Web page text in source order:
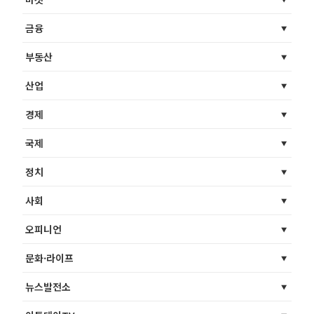
금융
부동산
산업
경제
국제
정치
사회
오피니언
문화·라이프
뉴스발전소